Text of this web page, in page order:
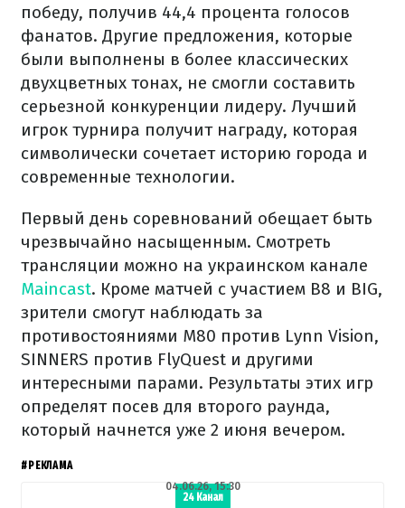
победу, получив 44,4 процента голосов
фанатов. Другие предложения, которые
были выполнены в более классических
двухцветных тонах, не смогли составить
серьезной конкуренции лидеру. Лучший
игрок турнира получит награду, которая
символически сочетает историю города и
современные технологии.
Первый день соревнований обещает быть
чрезвычайно насыщенным. Смотреть
трансляции можно на украинском канале
Maincast. Кроме матчей с участием B8 и BIG,
зрители смогут наблюдать за
противостояниями M80 против Lynn Vision,
SINNERS против FlyQuest и другими
интересными парами. Результаты этих игр
определят посев для второго раунда,
который начнется уже 2 июня вечером.
#РЕКЛАМА
24 Канал
04.06.26, 15:30